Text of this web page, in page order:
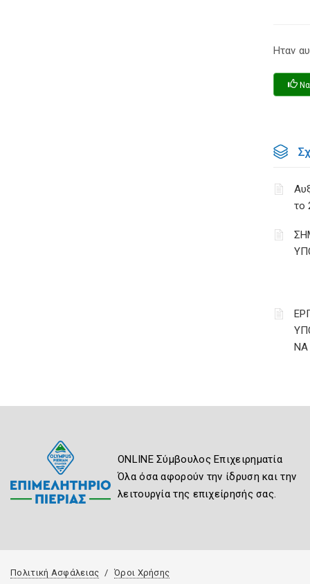
Ηταν
το
ΝΑ
ONLINE Σύμβουλος Επιχειρηματία
Όλα όσα αφορούν την ίδρυση και την
λειτουργία της επιχείρησής σας.
Πολιτική Ασφάλειας Όροι Χρήσης